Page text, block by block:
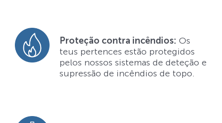
Proteção contra incêndios: Os
teus pertences estão protegidos
pelos nossos sistemas de deteção e
supressão de incêndios de topo.